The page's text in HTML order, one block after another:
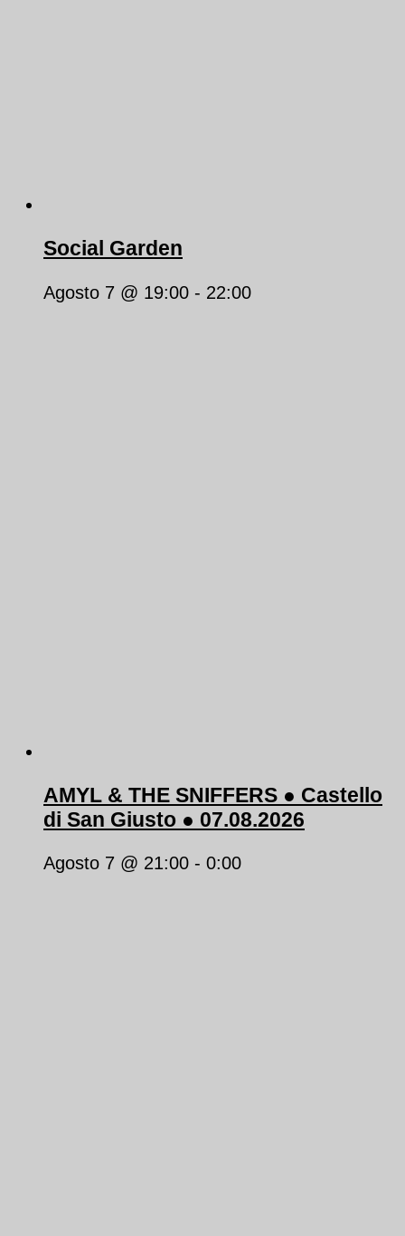
Social Garden
Agosto 7 @ 19:00 - 22:00
AMYL & THE SNIFFERS ● Castello
di San Giusto ● 07.08.2026
Agosto 7 @ 21:00 - 0:00